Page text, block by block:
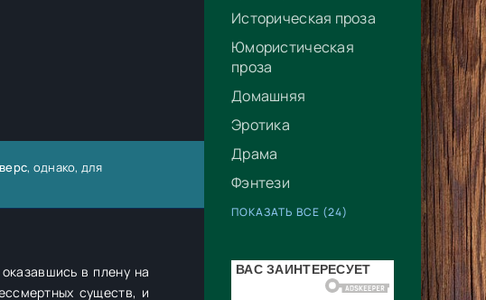
Историческая проза
Юмористическая
проза
Домашняя
Эротика
Драма
Фэнтези
ПОКАЗАТЬ ВСЕ (24)
, однако, для